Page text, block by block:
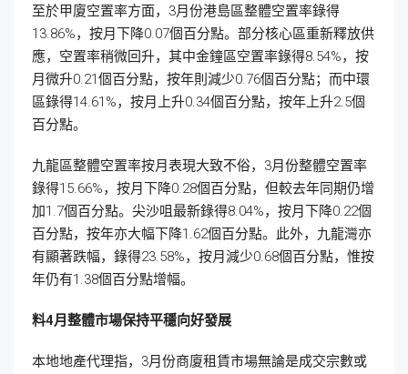
至於甲廈空置率方面，3月份港島區整體空置率錄得
13.86%，按月下降0.07個百分點。部分核心區重新釋放供
應，空置率稍微回升，其中金鐘區空置率錄得8.54%，按
月微升0.21個百分點，按年則減少0.76個百分點；而中環
區錄得14.61%，按月上升0.34個百分點，按年上升2.5個
百分點。
九龍區整體空置率按月表現大致不俗，3月份整體空置率
錄得15.66%，按月下降0.28個百分點，但較去年同期仍增
加1.7個百分點。尖沙咀最新錄得8.04%，按月下降0.22個
百分點，按年亦大幅下降1.62個百分點。此外，九龍灣亦
有顯著跌幅，錄得23.58%，按月減少0.68個百分點，惟按
年仍有1.38個百分點增幅。
料4月整體市場保持平穩向好發展
本地地產代理指，3月份商廈租賃市場無論是成交宗數或